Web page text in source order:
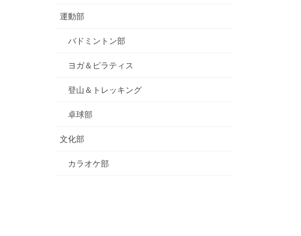
運動部
バドミントン部
ヨガ＆ピラティス
登山＆トレッキング
卓球部
文化部
カラオケ部